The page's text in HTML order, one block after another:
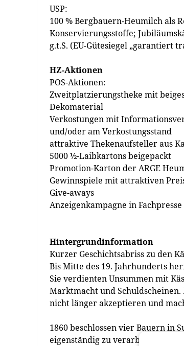
USP:
100 % Bergbauern-Heumilch als
Konservierungsstoffe;
g.t.S. (EU-Gütesiegel „garantiert
HZ-Aktionen
POS-Aktionen:
Zweitplatzierungstheke mit
Dekomaterial
Verkostungen mit
und/oder am Verkostungsstand
attraktive Thekenaufsteller aus
5000 ½-Laibkartons beigepackt
Promotion-Karton der ARGE
Gewinnspiele mit attraktiven
Give-aways
Anzeigenkampagne in
Hintergrundinformation
Kurzer Geschichtsabriss zu den
Bis Mitte des 19. Jahrhunderts
Sie verdienten Unsummen mit
Marktmacht und
nicht länger akzeptieren und
1860 beschlossen vier Bauern in
eigenständig zu verarbeiten. Im